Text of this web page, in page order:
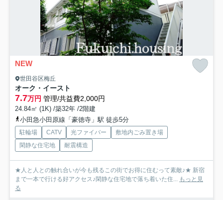
NEW
世田谷区梅丘
オーク・イースト
7.7万円 管理/共益費2,000円
24.84㎡ (1K) /築32年 /2階建
小田急小田原線「豪徳寺」駅 徒歩5分
駐輪場 CATV 光ファイバー
敷地内ごみ置き場
閑静な住宅地
耐震構造
★人と人との触れ合いが今も残るこの街でお得に住むって素敵♪★ 新宿
まで一本で行ける好アクセス♪閑静な住宅地で落ち着いた住...
もっと見
る